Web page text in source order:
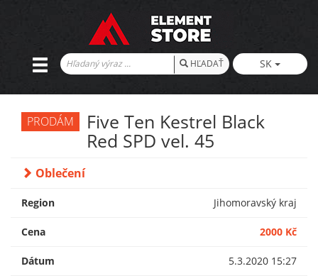
HĽADAŤ SK
PRODÁM Five Ten Kestrel Black
Red SPD vel. 45
Oblečení
Region Jihomoravský kraj
Cena 2000 Kč
Dátum 5.3.2020 15:27